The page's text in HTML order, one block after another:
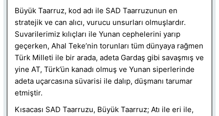
Büyük Taarruz, kod adı ile SAD Taarruzunun en
stratejik ve can alıcı, vurucu unsurları olmuşlardır.
Suvarilerimiz kılıçları ile Yunan cephelerini yarıp
geçerken, Ahal Teke’nin torunları tüm dünyaya rağmen
Türk Milleti ile bir arada, adeta Gardaş gibi savaşmış ve
yine AT, Türk’ün kanadı olmuş ve Yunan siperlerinde
adeta uçarcasına süvarisi ile dalıp, düşmanı tarumar
etmiştir.
Kısacası SAD Taarruzu, Büyük Taarruz; Atı ile eri ile,